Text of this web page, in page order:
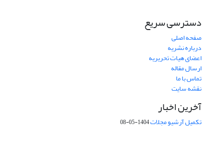
دسترسی سریع
صفحه اصلی
درباره نشریه
اعضای هیات تحریریه
ارسال مقاله
تماس با ما
نقشه سایت
آخرین اخبار
تکمیل آرشیو مجلات1404-05-08